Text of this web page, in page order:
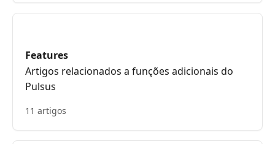
Features
Artigos relacionados a funções adicionais do
Pulsus
11 artigos